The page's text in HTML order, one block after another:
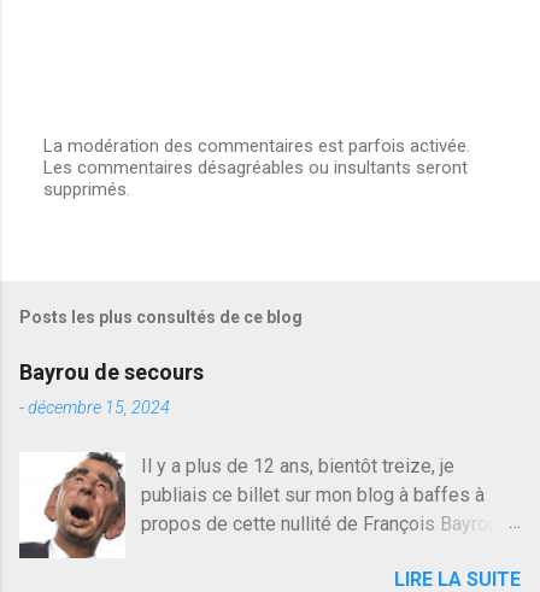
E
n
t
e
r
u
m
m
e
n
La modération des commentaires est parfois activée.
Les commentaires désagréables ou insultants seront
supprimés.
Posts les plus consultés de ce blog
Bayrou de secours
-décembre 15, 2024
Il y a plus de 12 ans, bientôt treize, je
publiais ce billet sur mon blog à baffes à
propos de cette nullité de François Bayrou. Il
quelqu'un, je ne parle pas des couples mais
LIRE LA SUITE